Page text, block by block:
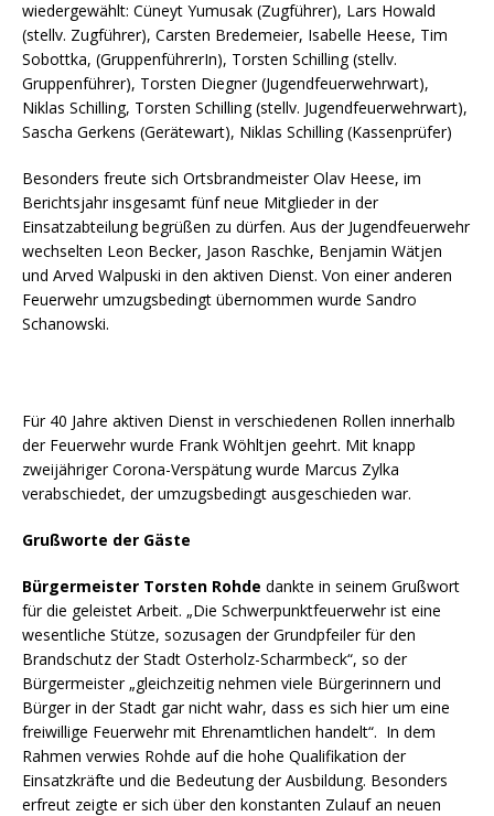
wiedergewählt: Cüneyt Yumusak (Zugführer), Lars Howald
(stellv. Zugführer), Carsten Bredemeier, Isabelle Heese, Tim
Sobottka, (GruppenführerIn), Torsten Schilling (stellv.
Gruppenführer), Torsten Diegner (Jugendfeuerwehrwart),
Niklas Schilling, Torsten Schilling (stellv. Jugendfeuerwehrwart),
Sascha Gerkens (Gerätewart), Niklas Schilling (Kassenprüfer)
Besonders freute sich Ortsbrandmeister Olav Heese, im
Berichtsjahr insgesamt fünf neue Mitglieder in der
Einsatzabteilung begrüßen zu dürfen. Aus der Jugendfeuerwehr
wechselten Leon Becker, Jason Raschke, Benjamin Wätjen
und Arved Walpuski in den aktiven Dienst. Von einer anderen
Feuerwehr umzugsbedingt übernommen wurde Sandro
Schanowski.
Für 40 Jahre aktiven Dienst in verschiedenen Rollen innerhalb
der Feuerwehr wurde Frank Wöhltjen geehrt. Mit knapp
zweijähriger Corona-Verspätung wurde Marcus Zylka
verabschiedet, der umzugsbedingt ausgeschieden war.
Grußworte der Gäste
Bürgermeister Torsten Rohde dankte in seinem Grußwort
für die geleistet Arbeit. „Die Schwerpunktfeuerwehr ist eine
wesentliche Stütze, sozusagen der Grundpfeiler für den
Brandschutz der Stadt Osterholz-Scharmbeck“, so der
Bürgermeister „gleichzeitig nehmen viele Bürgerinnern und
Bürger in der Stadt gar nicht wahr, dass es sich hier um eine
freiwillige Feuerwehr mit Ehrenamtlichen handelt“. In dem
Rahmen verwies Rohde auf die hohe Qualifikation der
Einsatzkräfte und die Bedeutung der Ausbildung. Besonders
erfreut zeigte er sich über den konstanten Zulauf an neuen